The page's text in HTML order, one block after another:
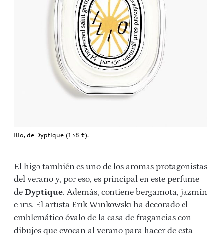
Ilio, de Dyptique (138 €).
El higo también es uno de los aromas protagonistas
del verano y, por eso, es principal en este perfume
de Dyptique. Además, contiene bergamota, jazmín
e iris. El artista Erik Winkowski ha decorado el
emblemático óvalo de la casa de fragancias con
dibujos que evocan al verano para hacer de esta